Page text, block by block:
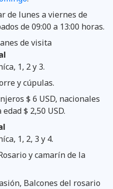
de lunes a viernes de
de 09:00 a 13:00 horas.
de visita
1, 2 y 3.
y cúpulas.
$ 6 USD, nacionales
edad $ 2,50 USD.
1, 2, 3 y 4.
y camarín de la
Balcones del rosario